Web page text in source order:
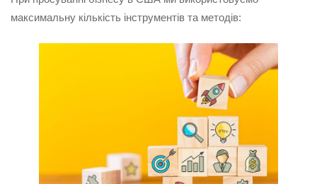
максимальну кількість інструментів та методів: